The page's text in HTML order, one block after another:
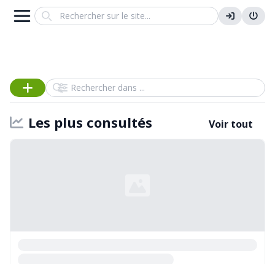
Search
Rechercher dans
Les plus consultés Voir tout